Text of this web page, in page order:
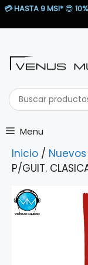
Saltar
💳HASTA 9 MSI* 😎
Buscar
productos...
Menu
Inicio /
P/GUIT.